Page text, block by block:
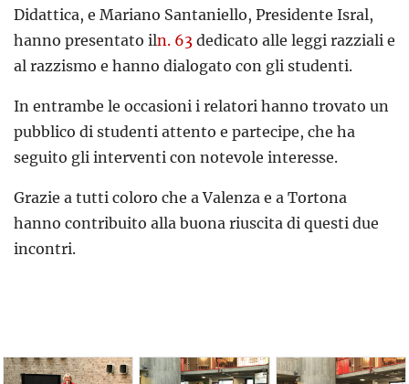
Didattica, e Mariano Santaniello, Presidente Isral,
hanno presentato iln. 63 dedicato alle leggi razziali e
al razzismo e hanno dialogato con gli studenti.
In entrambe le occasioni i relatori hanno trovato un
pubblico di studenti attento e partecipe, che ha
seguito gli interventi con notevole interesse.
Grazie a tutti coloro che a Valenza e a Tortona
hanno contribuito alla buona riuscita di questi due
incontri.